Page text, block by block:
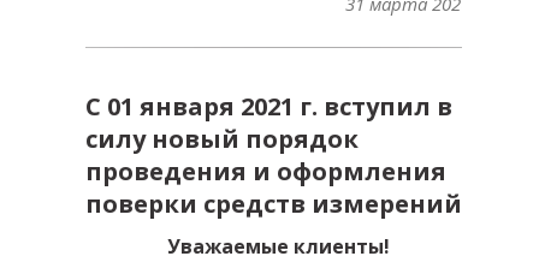
С 01 января 2021 г. вступил в
силу новый порядок
проведения и оформления
поверки средств измерений
Уважаемые клиенты!